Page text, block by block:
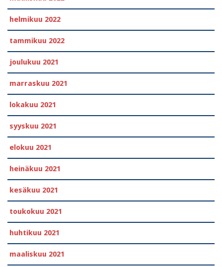
helmikuu 2022
tammikuu 2022
joulukuu 2021
marraskuu 2021
lokakuu 2021
syyskuu 2021
elokuu 2021
heinäkuu 2021
kesäkuu 2021
toukokuu 2021
huhtikuu 2021
maaliskuu 2021